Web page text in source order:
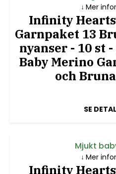
Infinity
Garnpaket 13
nyanser - 10 st
Baby Merino
och
SE
Mer
Mjukt
Infinity
Mer